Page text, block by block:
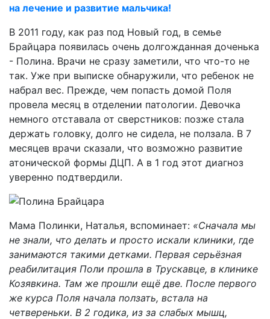
на лечение и развитие мальчика!
В 2011 году, как раз под Новый год, в семье
Брайцара появилась очень долгожданная доченька
- Полина. Врачи не сразу заметили, что что-то не
так. Уже при выписке обнаружили, что ребенок не
набрал вес. Прежде, чем попасть домой Поля
провела месяц в отделении патологии. Девочка
немного отставала от сверстников: позже стала
держать головку, долго не сидела, не ползала. В 7
месяцев врачи сказали, что возможно развитие
атонической формы ДЦП. А в 1 год этот диагноз
уверенно подтвердили.
Мама Полинки, Наталья, вспоминает: «Сначала мы
не знали, что делать и просто искали клиники, где
занимаются такими детками. Первая серьёзная
реабилитация Поли прошла в Трускавце, в клинике
Козявкина. Там же прошли ещё две. После первого
же курса Поля начала ползать, встала на
четвереньки. В 2 годика, из за слабых мышц,